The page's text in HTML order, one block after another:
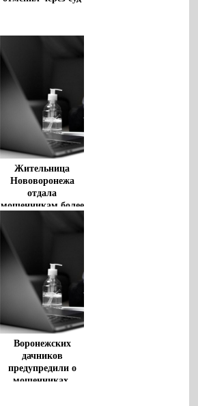
Жительница
Нововоронежа
отдала
мошенникам более
Воронежских
дачников
предупредили о
мошенниках,